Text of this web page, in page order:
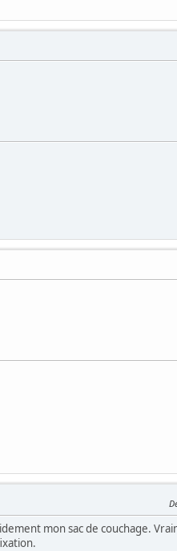
mon sac de couchage.